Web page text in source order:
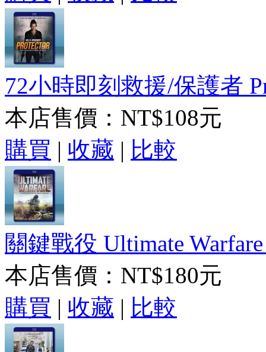
72小時即刻救援/保護者
本店售價： NT$108元
購買 | 收藏 | 比較
關鍵戰役 Ultimate
本店售價： NT$180元
購買 | 收藏 | 比較